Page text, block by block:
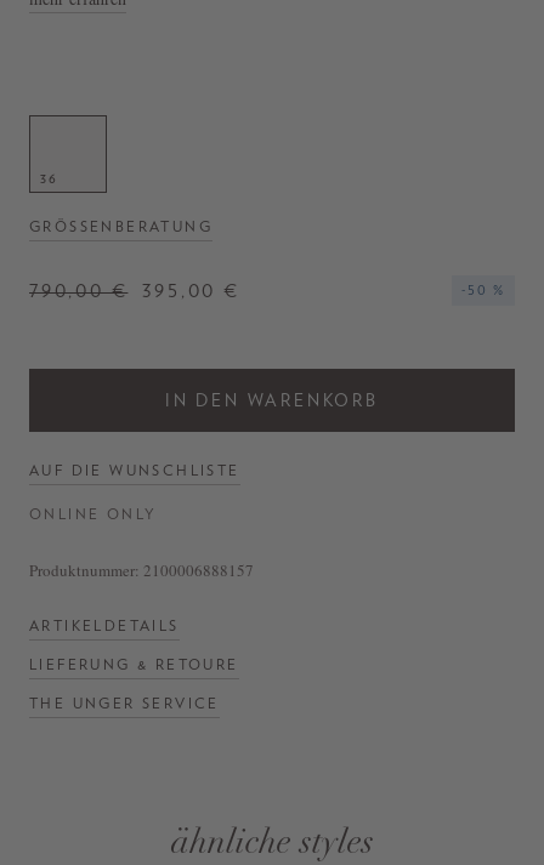
- Hergestellt in Italien
36
GRÖSSENBERATUNG
790,00 € 395,00 € -50 %
IN DEN WARENKORB
AUF DIE WUNSCHLISTE
ONLINE ONLY
Produktnummer: 2100006888157
ARTIKELDETAILS
LIEFERUNG & RETOURE
THE UNGER SERVICE
ähnliche styles